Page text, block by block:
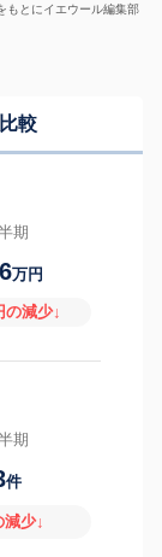
もとにイエウール編集部
較
期
万円
の減少↓
期
件
少↓